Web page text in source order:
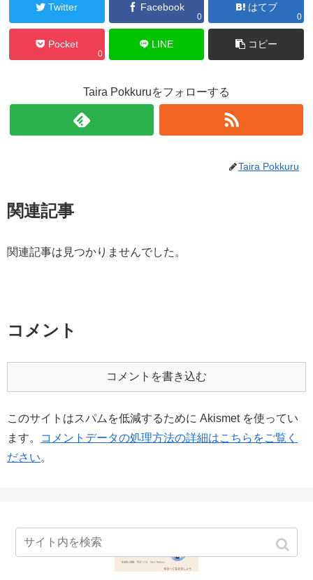
Twitter Facebook
0
はてブ
0
Pocket
0
LINE コピー
Taira Pokkuruをフォローする
Taira Pokkuru
関連記事
関連記事は見つかりませんでした。
コメント
コメントを書き込む
このサイトはスパムを低減するために Akismet を使ってい
ます。
コメントデータの処理方法の詳細はこちらをご覧く
ださい。